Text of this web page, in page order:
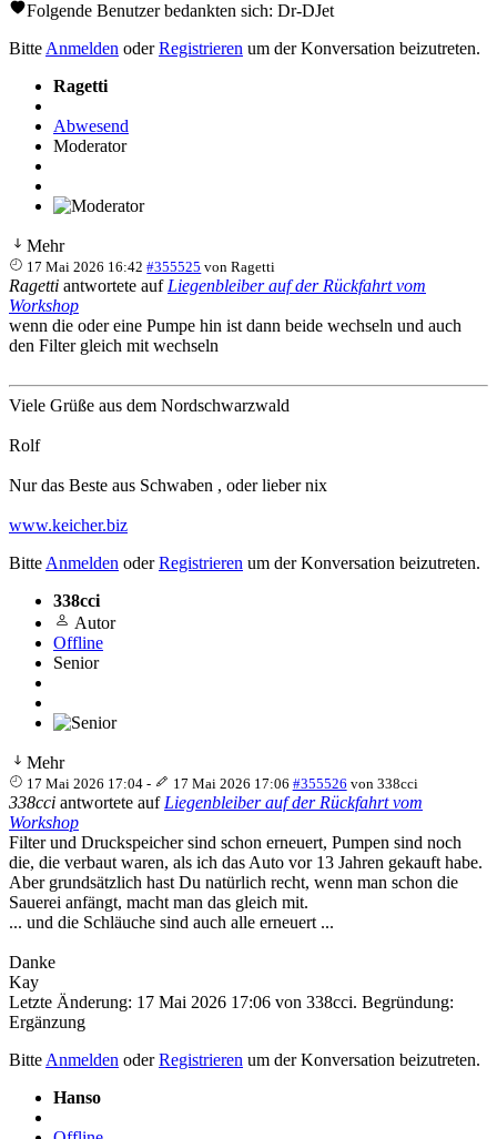
Folgende Benutzer bedankten sich: Dr-DJet
Bitte Anmelden oderRegistrieren um der Konversation beizutreten.
Ragetti
Abwesend
Moderator
Mehr
17 Mai 2026 16:42 #355525 vonRagetti
Ragetti antwortete auf Liegenbleiber auf der Rückfahrt vom
Workshop
wenn die oder eine Pumpe hin ist dann beide wechseln und auch
den Filter gleich mit wechseln
Viele Grüße aus dem Nordschwarzwald
Rolf
Nur das Beste aus Schwaben , oder lieber nix
www.keicher.biz
Bitte Anmelden oderRegistrieren um der Konversation beizutreten.
338cci
Autor
Offline
Senior
Mehr
17 Mai 2026 17:04 - 17 Mai 2026 17:06 #355526 von 338cci
338cci antwortete auf Liegenbleiber auf der Rückfahrt vom
Workshop
Filter und Druckspeicher sind schon erneuert, Pumpen sind noch
die, die verbaut waren, als ich das Auto vor 13 Jahren gekauft habe.
Aber grundsätzlich hast Du natürlich recht, wenn man schon die
Sauerei anfängt, macht man das gleich mit.
... und die Schläuche sind auch alle erneuert ...
Danke
Kay
Letzte Änderung: 17 Mai 2026 17:06 von 338cci. Begründung:
Ergänzung
Bitte Anmelden oderRegistrieren um der Konversation beizutreten.
Hanso